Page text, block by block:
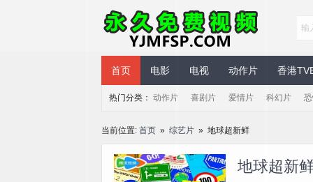
永久免费视频
首页 电影 电视 动作片 香港
热门分类： 动作片 喜剧片 爱情片 科幻片
当前位置: 首页 » 综艺片 » 地球超新鲜
地球超新